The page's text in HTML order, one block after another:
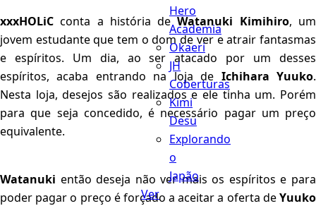
Hero
Academia
Okaeri
JH
Coberturas
Kimi
Desu
Explorando
o
Japão
Ver
xxxHOLiC conta a história deWatanuki Kimihiro, um
jovem estudante que tem o dom de ver e atrair fantasmas
e espíritos. Um dia, ao ser atacado por um desses
espíritos, acaba entrando na loja de Ichihara Yuuko.
Nesta loja, desejos são realizados e ele tinha um. Porém
para que seja concedido, é necessário pagar um preço
equivalente.
Watanuki então deseja não ver mais os espíritos e para
poder pagar o preço é forçado a aceitar a oferta deYuuko